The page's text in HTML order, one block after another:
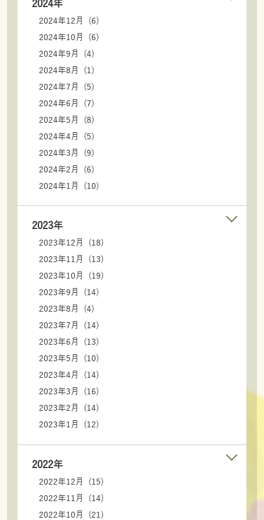
2024年
2024年12月 (6)
2024年10月 (6)
2024年9月 (4)
2024年8月 (1)
2024年7月 (5)
2024年6月 (7)
2024年5月 (8)
2024年4月 (5)
2024年3月 (9)
2024年2月 (6)
2024年1月 (10)
2023年
2023年12月 (18)
2023年11月 (13)
2023年10月 (19)
2023年9月 (14)
2023年8月 (4)
2023年7月 (14)
2023年6月 (13)
2023年5月 (10)
2023年4月 (14)
2023年3月 (16)
2023年2月 (14)
2023年1月 (12)
2022年
2022年12月 (15)
2022年11月 (14)
2022年10月 (21)